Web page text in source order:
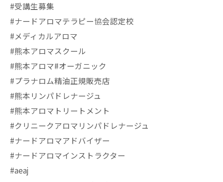
#受講生募集
#ナードアロマテラピー協会認定校
#メディカルアロマ
#熊本アロマスクール
#熊本アロマ#オーガニック
#プラナロム精油正規販売店
#熊本リンパドレナージュ
#熊本アロマトリートメント
#クリニークアロマリンパドレナージュ
#ナードアロマアドバイザー
#ナードアロマインストラクター
#aeaj